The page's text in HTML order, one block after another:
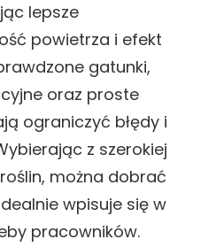
lepsze
powietrza i efekt
gatunki,
oraz proste
ograniczyć błędy i
z szerokiej
można dobrać
wpisuje się w
pracowników.